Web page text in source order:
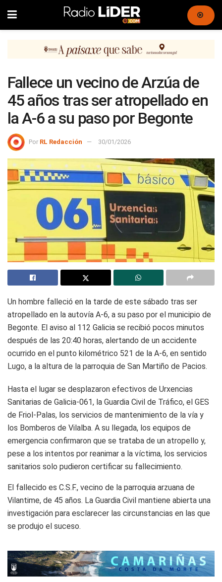
Fallece un vecino de Arzúa de
45 años tras ser atropellado en
la A-6 a su paso por Begonte
Por RL Redacción 30/01/2026
Un hombre falleció en la tarde de este sábado tras ser
atropellado en la autovía A-6, a su paso por el municipio de
Begonte. El aviso al 112 Galicia se recibió pocos minutos
después de las 20:40 horas, alertando de un accidente
ocurrido en el punto kilométrico 521 de la A-6, en sentido
Lugo, a la altura de la parroquia de San Martiño de Pacios.
Hasta el lugar se desplazaron efectivos de Urxencias
Sanitarias de Galicia-061, la Guardia Civil de Tráfico, el GES
de Friol-Palas, los servicios de mantenimiento de la vía y
los Bomberos de Vilalba. A su llegada, los equipos de
emergencia confirmaron que se trataba de un atropello y,
pese a los intentos por reanimar a la víctima, los servicios
sanitarios solo pudieron certificar su fallecimiento.
El fallecido es C.S.F., vecino de la parroquia arzuana de
Vilantime, de 45 años. La Guardia Civil mantiene abierta una
investigación para esclarecer las circunstancias en las que
se produjo el suceso.